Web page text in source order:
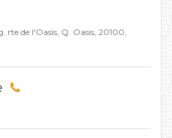
rte de l'Oasis, Q. Oasis, 20100,